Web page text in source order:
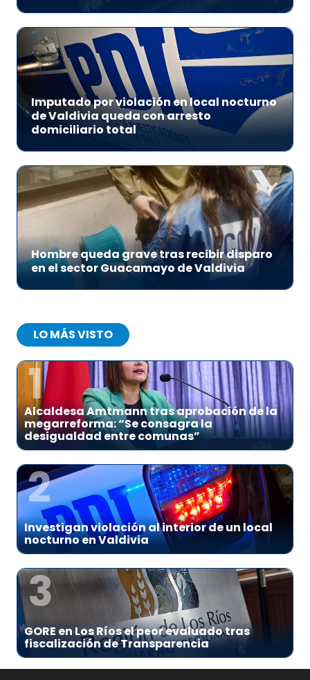
Imputado por violación en local nocturno
de Valdivia queda con arresto
domiciliario total
Hombre queda grave tras recibir disparo
en el sector Guacamayo de Valdivia
LO MÁS VISTO
1
Alcaldesa Amtmann tras aprobación de la
megarreforma: “Se consagra la
desigualdad entre comunas”
2
Investigan violación al interior de un local
nocturno en Valdivia
3
GORE en Los Ríos el peor evaluado tras
fiscalización de Transparencia